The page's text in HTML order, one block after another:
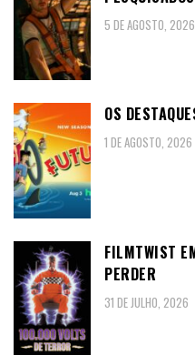
5 DE AGOSTO, 2026
OS
1 DE AGOSTO, 2026
FILMTWIST
PERDER
31 DE JULHO, 2026